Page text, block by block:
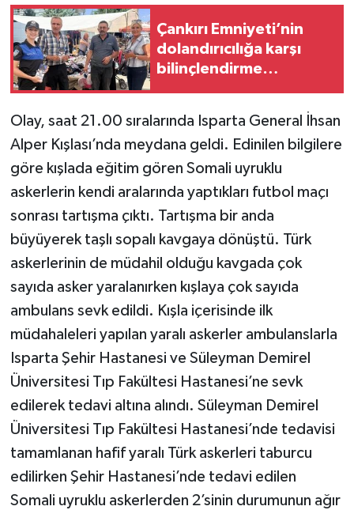
Çankırı Emniyeti’nin
dolandırıcılığa karşı
bilinçlendirme
Olay, saat 21.00 sıralarında Isparta General İhsan
Alper Kışlası’nda meydana geldi. Edinilen bilgilere
göre kışlada eğitim gören Somali uyruklu
askerlerin kendi aralarında yaptıkları futbol maçı
sonrası tartışma çıktı. Tartışma bir anda
büyüyerek taşlı sopalı kavgaya dönüştü. Türk
askerlerinin de müdahil olduğu kavgada çok
sayıda asker yaralanırken kışlaya çok sayıda
ambulans sevk edildi. Kışla içerisinde ilk
müdahaleleri yapılan yaralı askerler ambulanslarla
Isparta Şehir Hastanesi ve Süleyman Demirel
Üniversitesi Tıp Fakültesi Hastanesi’ne sevk
edilerek tedavi altına alındı. Süleyman Demirel
Üniversitesi Tıp Fakültesi Hastanesi’nde tedavisi
tamamlanan hafif yaralı Türk askerleri taburcu
edilirken Şehir Hastanesi’nde tedavi edilen
Somali uyruklu askerlerden 2’sinin durumunun ağır